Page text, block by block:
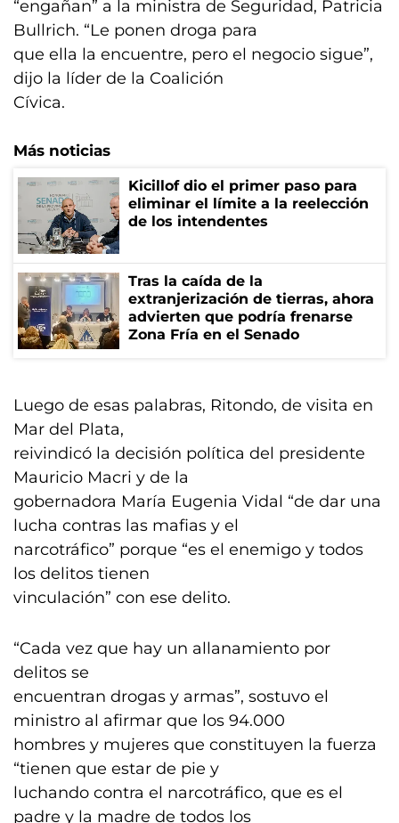
“engañan” a la ministra de Seguridad, Patricia
Bullrich. “Le ponen droga para
que ella la encuentre, pero el negocio sigue”,
dijo la líder de la Coalición
Cívica.
Más noticias
Kicillof dio el primer paso para
eliminar el límite a la reelección
de los intendentes
Tras la caída de la
extranjerización de tierras, ahora
advierten que podría frenarse
Zona Fría en el Senado
Luego de esas palabras, Ritondo, de visita en
Mar del Plata,
reivindicó la decisión política del presidente
Mauricio Macri y de la
gobernadora María Eugenia Vidal “de dar una
lucha contras las mafias y el
narcotráfico” porque “es el enemigo y todos
los delitos tienen
vinculación” con ese delito.
“Cada vez que hay un allanamiento por
delitos se
encuentran drogas y armas”, sostuvo el
ministro al afirmar que los 94.000
hombres y mujeres que constituyen la fuerza
“tienen que estar de pie y
luchando contra el narcotráfico, que es el
padre y la madre de todos los